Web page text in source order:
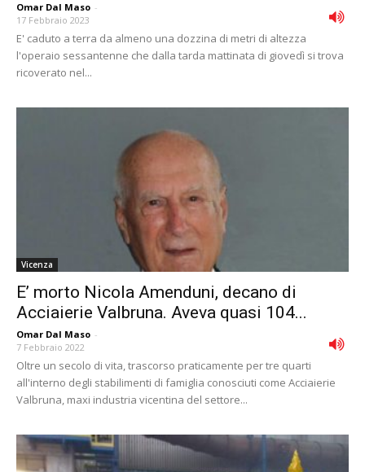
Omar Dal Maso -
17 Febbraio 2023
E' caduto a terra da almeno una dozzina di metri di altezza
l'operaio sessantenne che dalla tarda mattinata di giovedì si trova
ricoverato nel...
Vicenza
E’ morto Nicola Amenduni, decano di
Acciaierie Valbruna. Aveva quasi 104...
Omar Dal Maso -
7 Febbraio 2022
Oltre un secolo di vita, trascorso praticamente per tre quarti
all'interno degli stabilimenti di famiglia conosciuti come Acciaierie
Valbruna, maxi industria vicentina del settore...